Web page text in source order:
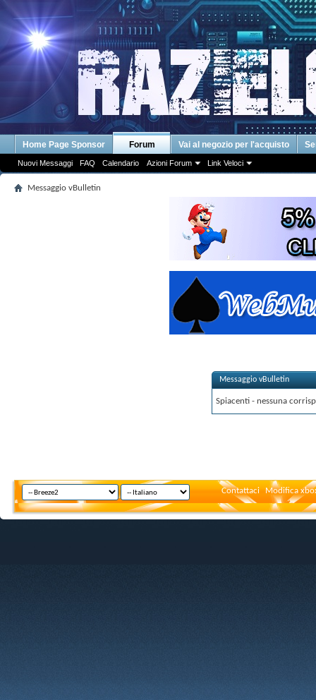
Home Page Sponsor Forum
Nuovi Messaggi FAQ Calendario Azioni Forum Link Veloci
Vai al negozio per l'acquisto
Messaggio vBulletin
Messaggio vBulletin
Spiacenti - nessuna
Contattaci Modifica